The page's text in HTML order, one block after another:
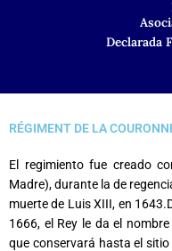
Declarada
RÉGIMENT DE LA
El regimiento fue creado
Madre), durante la de
muerte de Luis XIII, en
1666, el Rey le da el
que conservará hasta el